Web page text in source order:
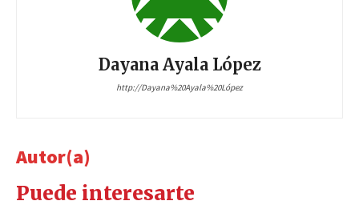
Dayana Ayala López
http://Dayana%20Ayala%20López
Autor(a)
Puede interesarte